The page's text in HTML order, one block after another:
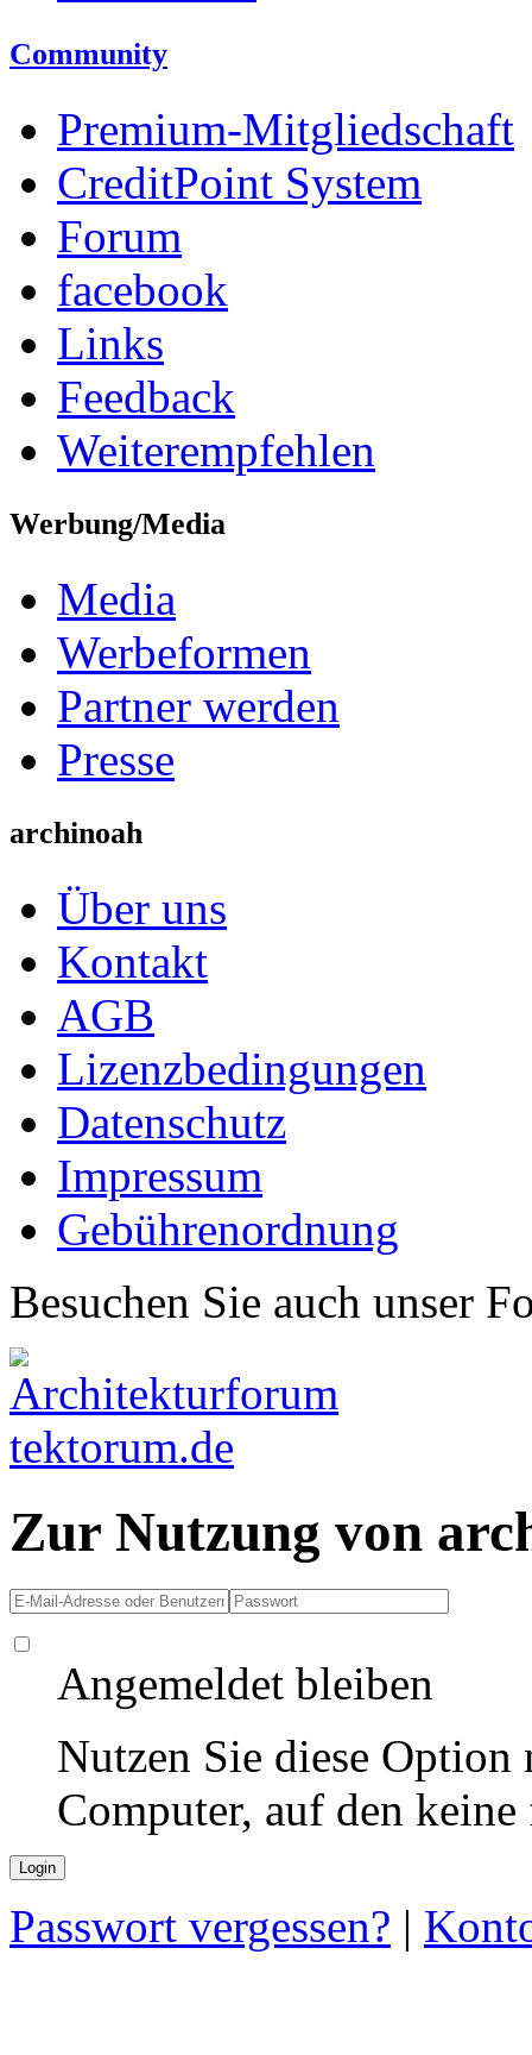
Community
Premium-Mitgliedschaft
CreditPoint System
Forum
facebook
Links
Feedback
Weiterempfehlen
Werbung/Media
Media
Werbeformen
Partner werden
Presse
archinoah
Über uns
Kontakt
AGB
Lizenzbedingungen
Datenschutz
Impressum
Gebührenordnung
Besuchen Sie auch unser
Zur Nutzung von
Angemeldet bleiben
Nutzen Sie diese
Computer, auf den
Passwort vergessen? |